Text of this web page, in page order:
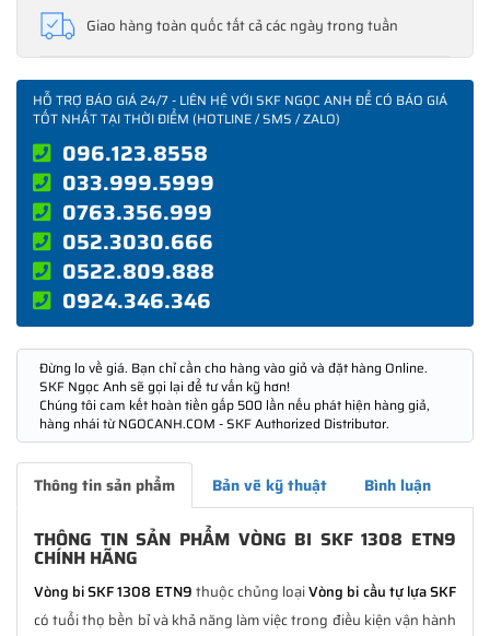
Giao hàng toàn quốc tất cả các ngày trong tuần
HỖ TRỢ BÁO GIÁ 24/7 - LIÊN HỆ VỚI SKF NGỌC ANH ĐỂ CÓ BÁO GIÁ
TỐT NHẤT TẠI THỜI ĐIỂM (HOTLINE / SMS / ZALO)
096.123.8558
033.999.5999
0763.356.999
052.3030.666
0522.809.888
0924.346.346
Đừng lo về giá. Bạn chỉ cần cho hàng vào giỏ và đặt hàng Online.
SKF Ngọc Anh sẽ gọi lại để tư vấn kỹ hơn!
Chúng tôi cam kết hoàn tiền gấp 500 lần nếu phát hiện hàng giả,
hàng nhái từ NGOCANH.COM - SKF Authorized Distributor.
Thông tin sản phẩm Bản vẽ kỹ thuật Bình luận
THÔNG TIN SẢN PHẨM VÒNG BI SKF 1308 ETN9
CHÍNH HÃNG
Vòng bi SKF 1308 ETN9thuộc chủng loạiVòng bi cầu tự lựa SKF
có tuổi thọ bền bỉ và khả năng làm việc trong điều kiện vận hành